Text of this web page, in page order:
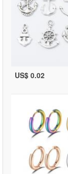
US$ 0.02